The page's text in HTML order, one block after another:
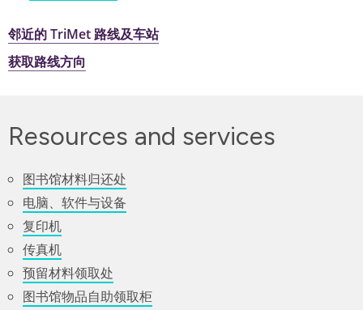
邻近的 TriMet 路线及车站
获取路线方向
Resources and services
图书馆材料归还处
电脑、软件与设备
复印机
传真机
预留材料领取处
图书馆物品自助领取柜